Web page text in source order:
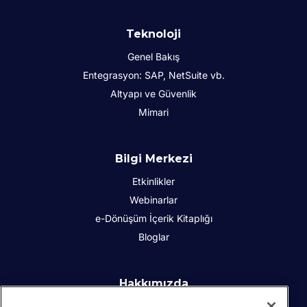
Teknoloji
Genel Bakış
Entegrasyon: SAP, NetSuite vb.
Altyapı ve Güvenlik
Mimari
Bilgi Merkezi
Etkinlikler
Webinarlar
e-Dönüşüm İçerik Kitaplığı
Bloglar
Hakkımızda